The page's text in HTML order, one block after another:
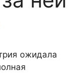
ожидала